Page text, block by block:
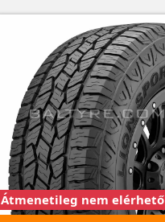
Átmenetileg nem elérhető